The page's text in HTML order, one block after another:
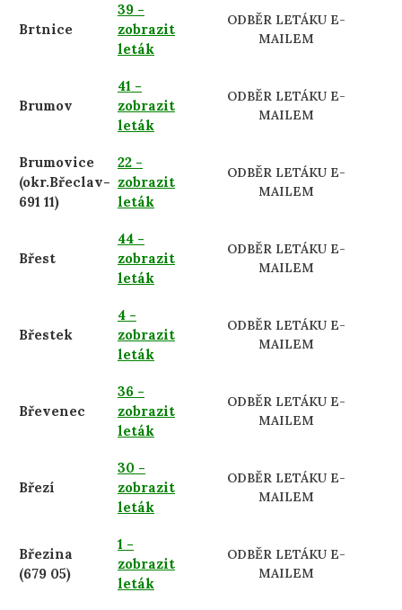
Brtnice
39 -
zobrazit
leták
ODBĚR LETÁKU E-
MAILEM
Brumov
41 -
zobrazit
leták
ODBĚR LETÁKU E-
MAILEM
Brumovice
(okr.Břeclav-
691 11)
22 -
zobrazit
leták
ODBĚR LETÁKU E-
MAILEM
Břest
44 -
zobrazit
leták
ODBĚR LETÁKU E-
MAILEM
Břestek
4 -
zobrazit
leták
ODBĚR LETÁKU E-
MAILEM
Břevenec
36 -
zobrazit
leták
ODBĚR LETÁKU E-
MAILEM
Březí
30 -
zobrazit
leták
ODBĚR LETÁKU E-
MAILEM
Březina
(679 05)
1 -
zobrazit
leták
ODBĚR LETÁKU E-
MAILEM